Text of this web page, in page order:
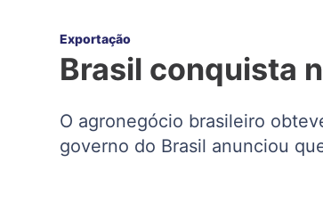
Exportação
Brasil conquista
O agronegócio brasileiro
governo do Brasil anunciou